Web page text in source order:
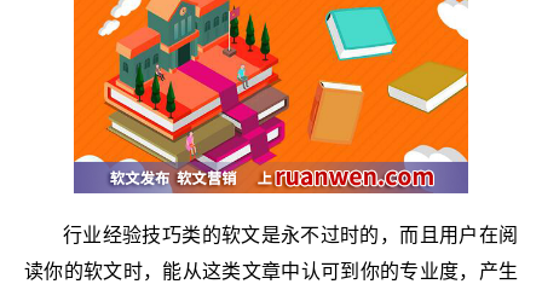
行业经验技巧类的软文是永不过时的，而且用户在阅
读你的软文时，能从这类文章中认可到你的专业度，产生